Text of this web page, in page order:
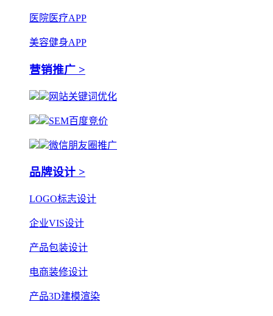
医院医疗APP
美容健身APP
营销推广 >
网站关键词优化
SEM百度竞价
微信朋友圈推广
品牌设计 >
LOGO标志设计
企业VIS设计
产品包装设计
电商装修设计
产品3D建模渲染